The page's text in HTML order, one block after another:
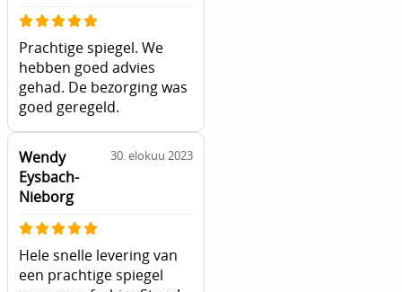
Prachtige spiegel. We
hebben goed advies
gehad. De bezorging was
goed geregeld.
Wendy
Eysbach-
Nieborg
30. elokuu 2023
Hele snelle levering van
een prachtige spiegel